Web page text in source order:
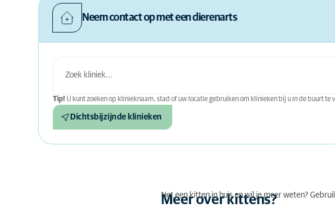
Neem contact op met een dierenarts
Tip! U kunt zoeken op klinieknaam, stad of uw locatie gebruiken om klinieken bij u in de buurt te
Dichtsbijzijnde klinieken
Meer over kittens?
Net een kitten in huis en wil je meer weten?